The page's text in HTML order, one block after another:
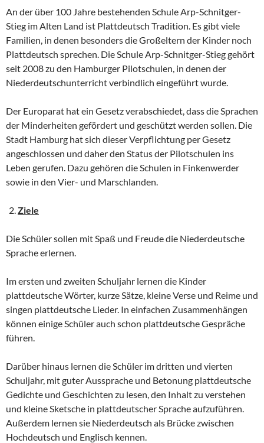
An der über 100 Jahre bestehenden Schule Arp-Schnitger-
Stieg im Alten Land ist Plattdeutsch Tradition. Es gibt viele
Familien, in denen besonders die Großeltern der Kinder noch
Plattdeutsch sprechen. Die Schule Arp-Schnitger-Stieg gehört
seit 2008 zu den Hamburger Pilotschulen, in denen der
Niederdeutschunterricht verbindlich eingeführt wurde.
Der Europarat hat ein Gesetz verabschiedet, dass die Sprachen
der Minderheiten gefördert und geschützt werden sollen. Die
Stadt Hamburg hat sich dieser Verpflichtung per Gesetz
angeschlossen und daher den Status der Pilotschulen ins
Leben gerufen. Dazu gehören die Schulen in Finkenwerder
sowie in den Vier- und Marschlanden.
Ziele
Die Schüler sollen mit Spaß und Freude die Niederdeutsche
Sprache erlernen.
Im ersten und zweiten Schuljahr lernen die Kinder
plattdeutsche Wörter, kurze Sätze, kleine Verse und Reime und
singen plattdeutsche Lieder. In einfachen Zusammenhängen
können einige Schüler auch schon plattdeutsche Gespräche
führen.
Darüber hinaus lernen die Schüler im dritten und vierten
Schuljahr, mit guter Aussprache und Betonung plattdeutsche
Gedichte und Geschichten zu lesen, den Inhalt zu verstehen
und kleine Sketsche in plattdeutscher Sprache aufzuführen.
Außerdem lernen sie Niederdeutsch als Brücke zwischen
Hochdeutsch und Englisch kennen.